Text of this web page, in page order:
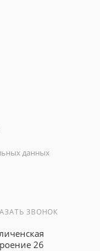
данных
ЗВОНОК
26